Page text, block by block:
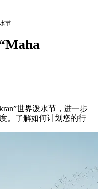
节
世界泼水节，进一步
。了解如何计划您的行